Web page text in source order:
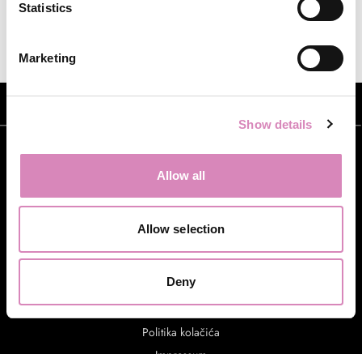
Statistics
Marketing
Show details
Allow all
Allow selection
Deny
Uvjeti i odredbe
Politika privatnosti
Politika kolačića